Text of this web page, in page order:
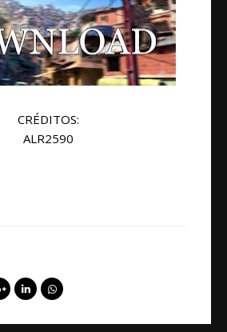
CRÉDITOS:
ALR2590